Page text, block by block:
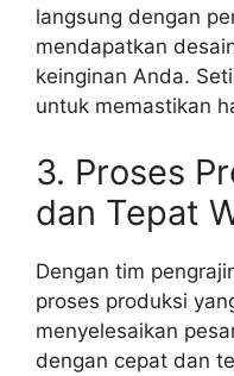
langsung dengan
mendapatkan
keinginan Anda.
untuk memastikan
3. Proses
dan Tepat
Dengan tim
proses produksi
menyelesaikan
dengan cepat dan